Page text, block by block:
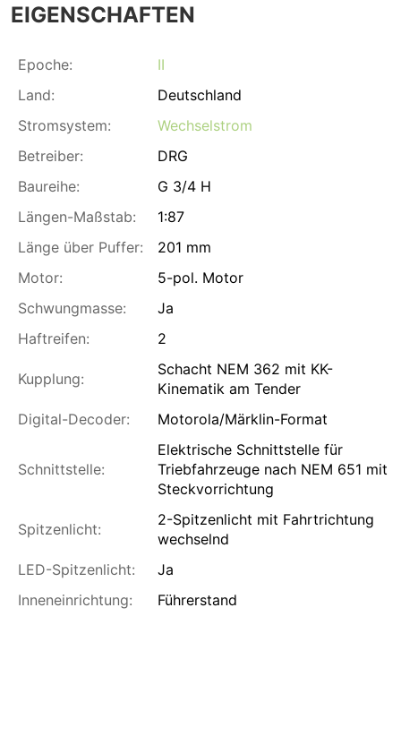
EIGENSCHAFTEN
Epoche:
II
Land:
Deutschland
Stromsystem:
Wechselstrom
Betreiber:
DRG
Baureihe:
G 3/4 H
Längen-Maßstab:
1:87
Länge über Puffer:
201 mm
Motor:
5-pol. Motor
Schwungmasse:
Ja
Haftreifen:
2
Kupplung:
Schacht NEM 362 mit KK-
Kinematik am Tender
Digital-Decoder:
Motorola/Märklin-Format
Schnittstelle:
Elektrische Schnittstelle für
Triebfahrzeuge nach NEM 651 mit
Steckvorrichtung
Spitzenlicht:
2-Spitzenlicht mit Fahrtrichtung
wechselnd
LED-Spitzenlicht:
Ja
Inneneinrichtung:
Führerstand